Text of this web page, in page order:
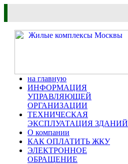
на главную
ИНФОРМАЦИЯ
УПРАВЛЯЮЩЕЙ
ОРГАНИЗАЦИИ
ТЕХНИЧЕСКАЯ
ЭКСПЛУАТАЦИЯ ЗДАНИЙ
О компании
КАК ОПЛАТИТЬ ЖКУ
ЭЛЕКТРОННОЕ
ОБРАЩЕНИЕ